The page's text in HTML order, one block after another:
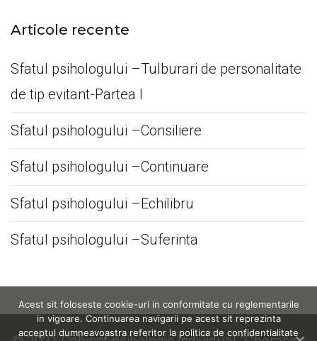
Articole recente
Sfatul psihologului –Tulburari de personalitate
de tip evitant-Partea I
Sfatul psihologului –Consiliere
Sfatul psihologului –Continuare
Sfatul psihologului –Echilibru
Sfatul psihologului –Suferinta
Acest sit foloseste cookie-uri in conformitate cu reglementarile
in vigoare. Continuarea navigarii pe acest sit reprezinta
acceptul dumneavoastra referitor la politica de confidentialitate